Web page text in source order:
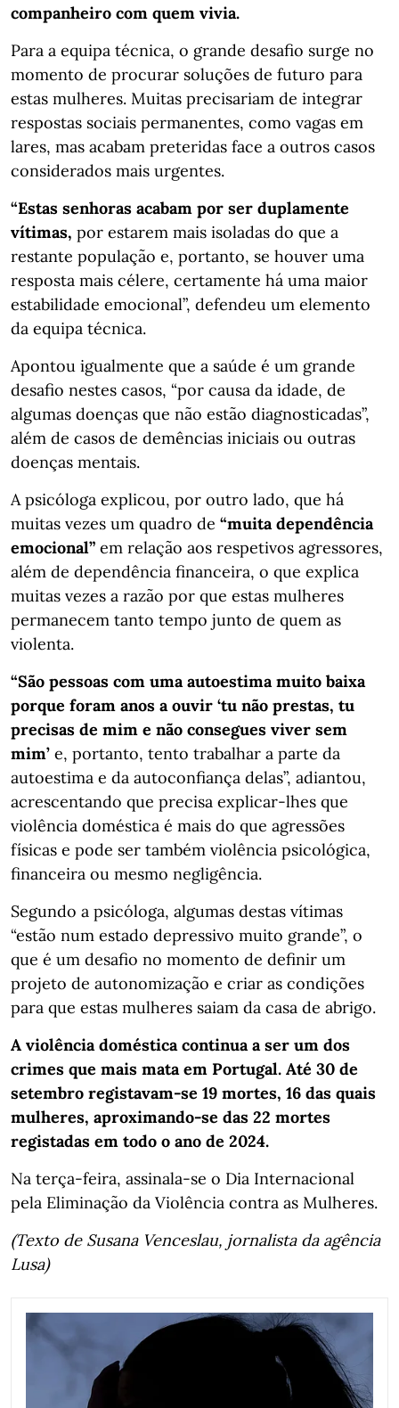
companheiro com quem vivia.
Para a equipa técnica, o grande desafio surge no
momento de procurar soluções de futuro para
estas mulheres. Muitas precisariam de integrar
respostas sociais permanentes, como vagas em
lares, mas acabam preteridas face a outros casos
considerados mais urgentes.
“Estas senhoras acabam por ser duplamente
vítimas, por estarem mais isoladas do que a
restante população e, portanto, se houver uma
resposta mais célere, certamente há uma maior
estabilidade emocional”, defendeu um elemento
da equipa técnica.
Apontou igualmente que a saúde é um grande
desafio nestes casos, “por causa da idade, de
algumas doenças que não estão diagnosticadas”,
além de casos de demências iniciais ou outras
doenças mentais.
A psicóloga explicou, por outro lado, que há
muitas vezes um quadro de “muita dependência
emocional” em relação aos respetivos agressores,
além de dependência financeira, o que explica
muitas vezes a razão por que estas mulheres
permanecem tanto tempo junto de quem as
violenta.
“São pessoas com uma autoestima muito baixa
porque foram anos a ouvir ‘tu não prestas, tu
precisas de mim e não consegues viver sem
mim’ e, portanto, tento trabalhar a parte da
autoestima e da autoconfiança delas”, adiantou,
acrescentando que precisa explicar-lhes que
violência doméstica é mais do que agressões
físicas e pode ser também violência psicológica,
financeira ou mesmo negligência.
Segundo a psicóloga, algumas destas vítimas
“estão num estado depressivo muito grande”, o
que é um desafio no momento de definir um
projeto de autonomização e criar as condições
para que estas mulheres saiam da casa de abrigo.
A violência doméstica continua a ser um dos
crimes que mais mata em Portugal. Até 30 de
setembro registavam-se 19 mortes, 16 das quais
mulheres, aproximando-se das 22 mortes
registadas em todo o ano de 2024.
Na terça-feira, assinala-se o Dia Internacional
pela Eliminação da Violência contra as Mulheres.
(Texto de Susana Venceslau, jornalista da agência
Lusa)